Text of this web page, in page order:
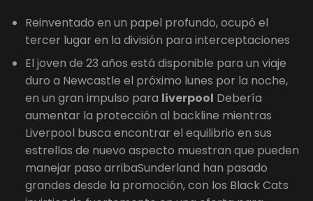
Reinventado en un papel profundo, ocupó el
tercer lugar en la división para interceptaciones
El joven de 23 años está disponible para un viaje
duro a Newcastle el próximo lunes por la noche,
en un gran impulso para liverpool Debería
aumentar la protección al backline mientras
Liverpool busca encontrar el equilibrio en sus
estrellas de nuevo aspecto muestran que pueden
manejar paso arribaSunderland han pasado
grandes desde la promoción, con los Black Cats